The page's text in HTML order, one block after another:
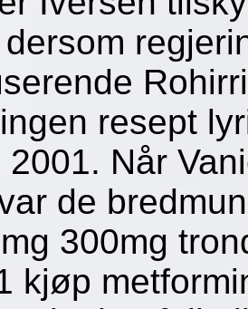
resept
Når
de
300mg
kjøp